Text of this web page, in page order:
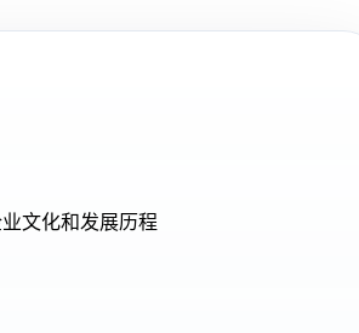
文化和发展历程